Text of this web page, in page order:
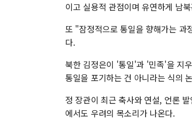
이고 실용적 관점이며 유연하게 남
또 "잠정적으로 통일을 향해가는 과
다.
북한 김정은이 '통일'과 '민족'을 지
통일을 포기하는 건 아니라는 식의
정 장관이 최근 축사와 연설, 언론
에서도 우려의 목소리가 나온다.